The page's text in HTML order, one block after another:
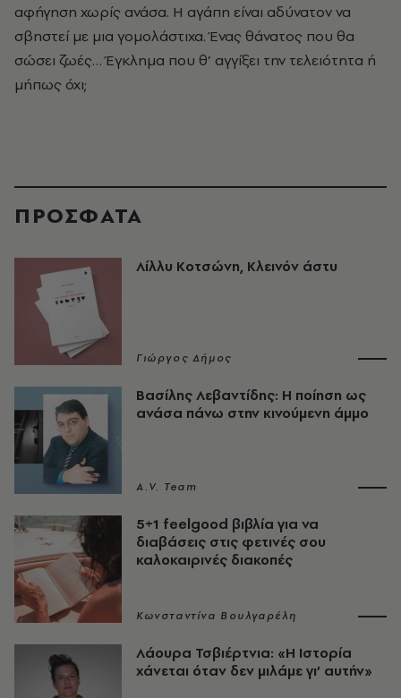
αφήγηση χωρίς ανάσα. Η αγάπη είναι αδύνατον να
σβηστεί με μια γομολάστιχα. Ένας θάνατος που θα
σώσει ζωές… Έγκλημα που θ’ αγγίξει την τελειότητα ή
μήπως όχι;
ΠΡΟΣΦΑΤΑ
Λίλλυ Κοτσώνη, Κλεινόν άστυ
Γιώργος Δήμος
Βασίλης Λεβαντίδης: Η ποίηση ως
ανάσα πάνω στην κινούμενη άμμο
A.V. Team
5+1 feelgood βιβλία για να
διαβάσεις στις φετινές σου
καλοκαιρινές διακοπές
Κωνσταντίνα Βουλγαρέλη
Λάουρα Τσβιέρτνια: «Η Ιστορία
χάνεται όταν δεν μιλάμε γι’ αυτήν»